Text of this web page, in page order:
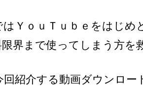
はＹｏｕＴｕｂｅをはじ
回紹介する動画ダウンロ